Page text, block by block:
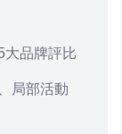
大品牌評比
局部活動